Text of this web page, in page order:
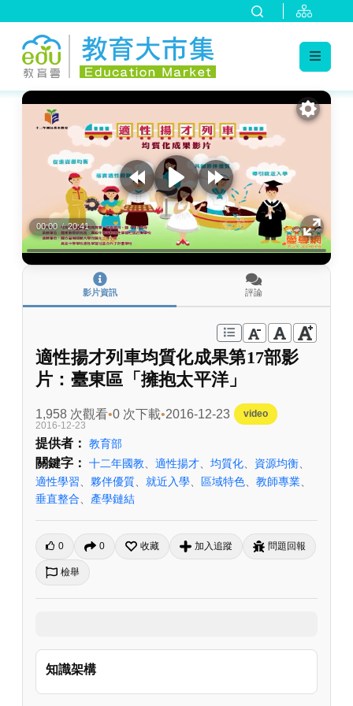
:::
00:00 / 20:41
影片資訊 評論
適性揚才列車均質化成果第17部影
片：臺東區「擁抱太平洋」
1,958 次觀看 0 次下載 2016-12-23
video
2016-12-23
提供者： 教育部
關鍵字： 十二年國教 適性揚才 均質化 資源均衡
適性學習
夥伴優質 就近入學 區域特色 教師專業
垂直整合
產學鏈結
0 0 收藏 加入追蹤 問題回報
檢舉
知識架構